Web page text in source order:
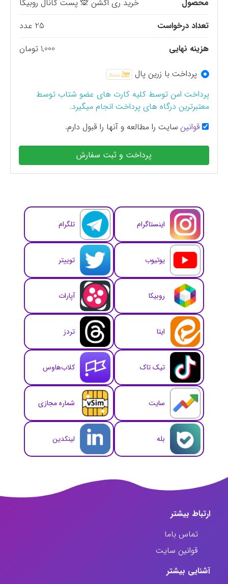
محصول
خرید ری اکشن 🙊 پست کانال روبیکا
تعداد درخواست
25 عدد
هزینه نهایی
1,000 تومان
پرداخت با زرین پال
پرداخت امن توسط کلیه کارت های عضو شتاب توسط
معتبرترین درگاه های پرداخت انجام میگیرد.
قوانین سایت را مطالعه و آنها را قبول دارم.
پرداخت و ثبت سفارش
اینستاگرام تلگرام
یوتیوب توییتر
روبیکا آپارات
ایتا تردز
تیک تاک کلاب‌هاوس
سایت شماره مجازی
بله لینکدین
ارتباط‌ بیشتر
تماس باما
قوانین سایت
آشنایی بیشتر